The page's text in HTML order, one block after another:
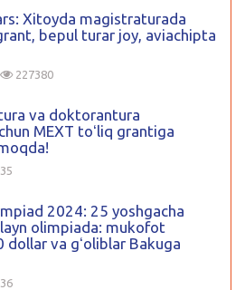
Xitoyda magistraturada
bepul turar joy, aviachipta
227380
va doktorantura
MEXT toʻliq grantiga
2024: 25 yoshgacha
olimpiada: mukofot
dollar va gʻoliblar Bakuga